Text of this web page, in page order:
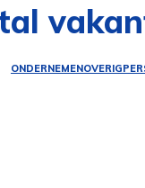
ONDERNEMENOVERIG